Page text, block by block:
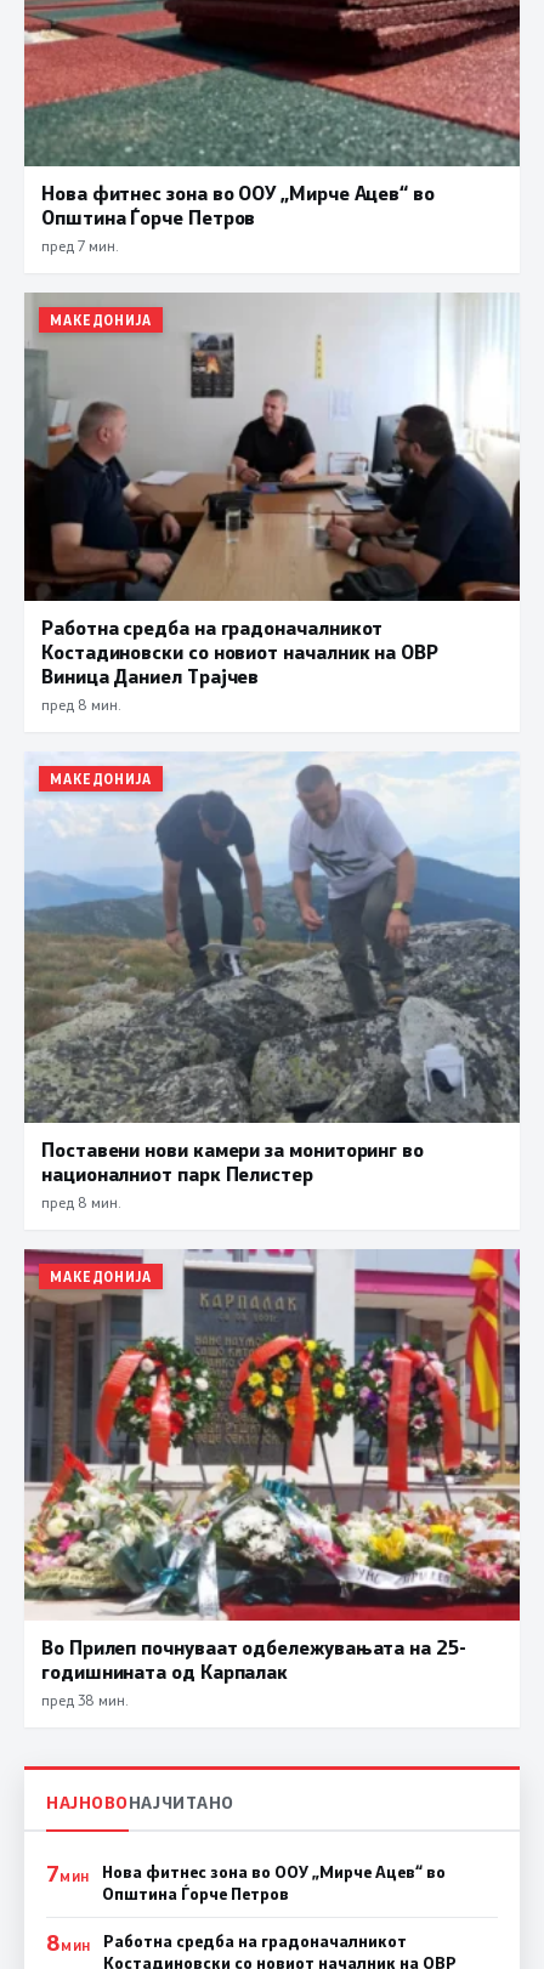
Нова фитнес зона во ООУ „Мирче Ацев“ во
Општина Ѓорче Петров
пред 7 мин.
МАКЕДОНИЈА
Работна средба на градоначалникот
Костадиновски со новиот началник на ОВР
Виница Даниел Трајчев
пред 8 мин.
МАКЕДОНИЈА
Поставени нови камери за мониторинг во
националниот парк Пелистер
пред 8 мин.
МАКЕДОНИЈА
Во Прилеп почнуваат одбележувањата на 25-
годишнината од Карпалак
пред 38 мин.
НАЈНОВОНАЈЧИТАНО
7МИН
Нова фитнес зона во ООУ „Мирче Ацев“ во
Општина Ѓорче Петров
8МИН
Работна средба на градоначалникот
Костадиновски со новиот началник на ОВР